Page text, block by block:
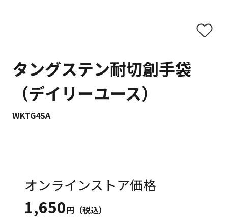
タングステン耐切創手袋
（デイリーユース）
WKTG4SA
オンラインストア価格
1,650円（税込）